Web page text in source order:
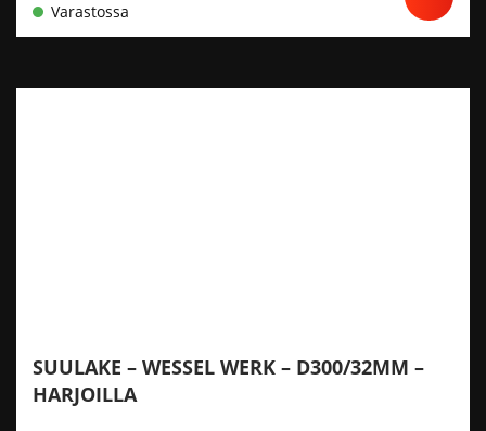
Varastossa
SUULAKE – WESSEL WERK – D300/32MM –
HARJOILLA